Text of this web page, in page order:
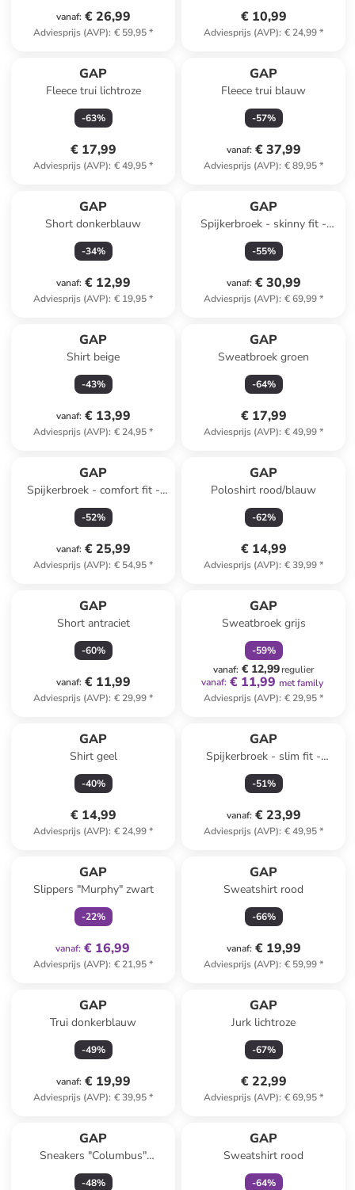
vanaf: € 26,99
Adviesprijs (AVP): € 59,95*
€ 10,99
Adviesprijs (AVP): € 24,99*
GAP
Fleece trui lichtroze
-63%
€ 17,99
Adviesprijs (AVP): € 49,95*
GAP
Fleece trui blauw
-57%
vanaf: € 37,99
Adviesprijs (AVP): € 89,95*
GAP
Short donkerblauw
-34%
vanaf: € 12,99
Adviesprijs (AVP): € 19,95*
GAP
Spijkerbroek - skinny fit -
donkerblauw
-55%
vanaf: € 30,99
Adviesprijs (AVP): € 69,99*
GAP
Shirt beige
-43%
vanaf: € 13,99
Adviesprijs (AVP): € 24,95*
GAP
Sweatbroek groen
-64%
€ 17,99
Adviesprijs (AVP): € 49,99*
GAP
Spijkerbroek - comfort fit -
lichtblauw
-52%
vanaf: € 25,99
Adviesprijs (AVP): € 54,95*
GAP
Poloshirt rood/blauw
-62%
€ 14,99
Adviesprijs (AVP): € 39,99*
GAP
Short antraciet
-60%
vanaf: € 11,99
Adviesprijs (AVP): € 29,99*
GAP
Sweatbroek grijs
-59%
vanaf: € 12,99regulier
vanaf: € 11,99 met family
Adviesprijs (AVP): € 29,95*
GAP
Shirt geel
-40%
€ 14,99
Adviesprijs (AVP): € 24,99*
GAP
Spijkerbroek - slim fit -
donkerblauw
-51%
vanaf: € 23,99
Adviesprijs (AVP): € 49,95*
GAP
Slippers "Murphy" zwart
-22%
vanaf: € 16,99
Adviesprijs (AVP): € 21,95*
GAP
Sweatshirt rood
-66%
vanaf: € 19,99
Adviesprijs (AVP): € 59,99*
GAP
Trui donkerblauw
-49%
vanaf: € 19,99
Adviesprijs (AVP): € 39,95*
GAP
Jurk lichtroze
-67%
€ 22,99
Adviesprijs (AVP): € 69,95*
GAP
Sneakers "Columbus"
donkerblauw
-48%
GAP
Sweatshirt rood
-64%